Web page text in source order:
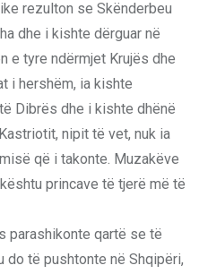
rezulton se Skënderbeu
dhe i kishte dërguar në
e tyre ndërmjet Krujës dhe
i hershëm, ia kishte
Dibrës dhe i kishte dhënë
nipit të vet, nuk ia
që i takonte. Muzakëve
princave të tjerë më të
parashikonte qartë se të
të pushtonte në Shqipëri,